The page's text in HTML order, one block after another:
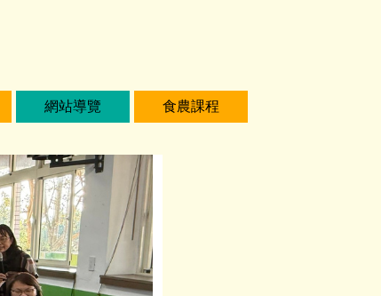
網站導覽 食農課程